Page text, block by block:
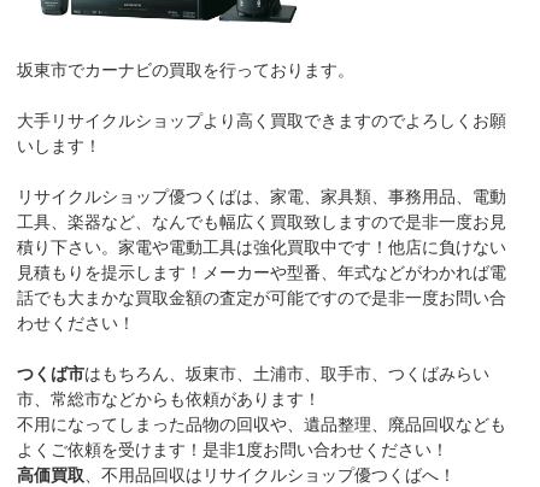
坂東市でカーナビの買取を行っております。
大手リサイクルショップより高く買取できますのでよろしくお願
いします！
リサイクルショップ優つくばは、家電、家具類、事務用品、電動
工具、楽器など、なんでも幅広く買取致しますので是非一度お見
積り下さい。家電や電動工具は強化買取中です！他店に負けない
見積もりを提示します！メーカーや型番、年式などがわかれば電
話でも大まかな買取金額の査定が可能ですので是非一度お問い合
わせください！
つくば市はもちろん、坂東市、土浦市、取手市、つくばみらい
市、常総市などからも依頼があります！
不用になってしまった品物の回収や、遺品整理、廃品回収なども
よくご依頼を受けます！是非1度お問い合わせください！
高価買取、不用品回収はリサイクルショップ優つくばへ！